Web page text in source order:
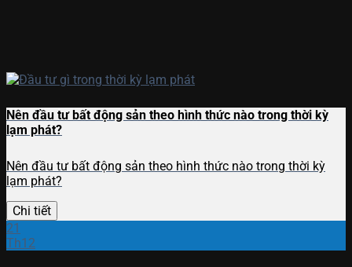
Nên đầu tư bất động sản theo hình thức nào trong thời kỳ
lạm phát?
Nên đầu tư bất động sản theo hình thức nào trong thời kỳ
lạm phát?
Chi tiết
21
Th12